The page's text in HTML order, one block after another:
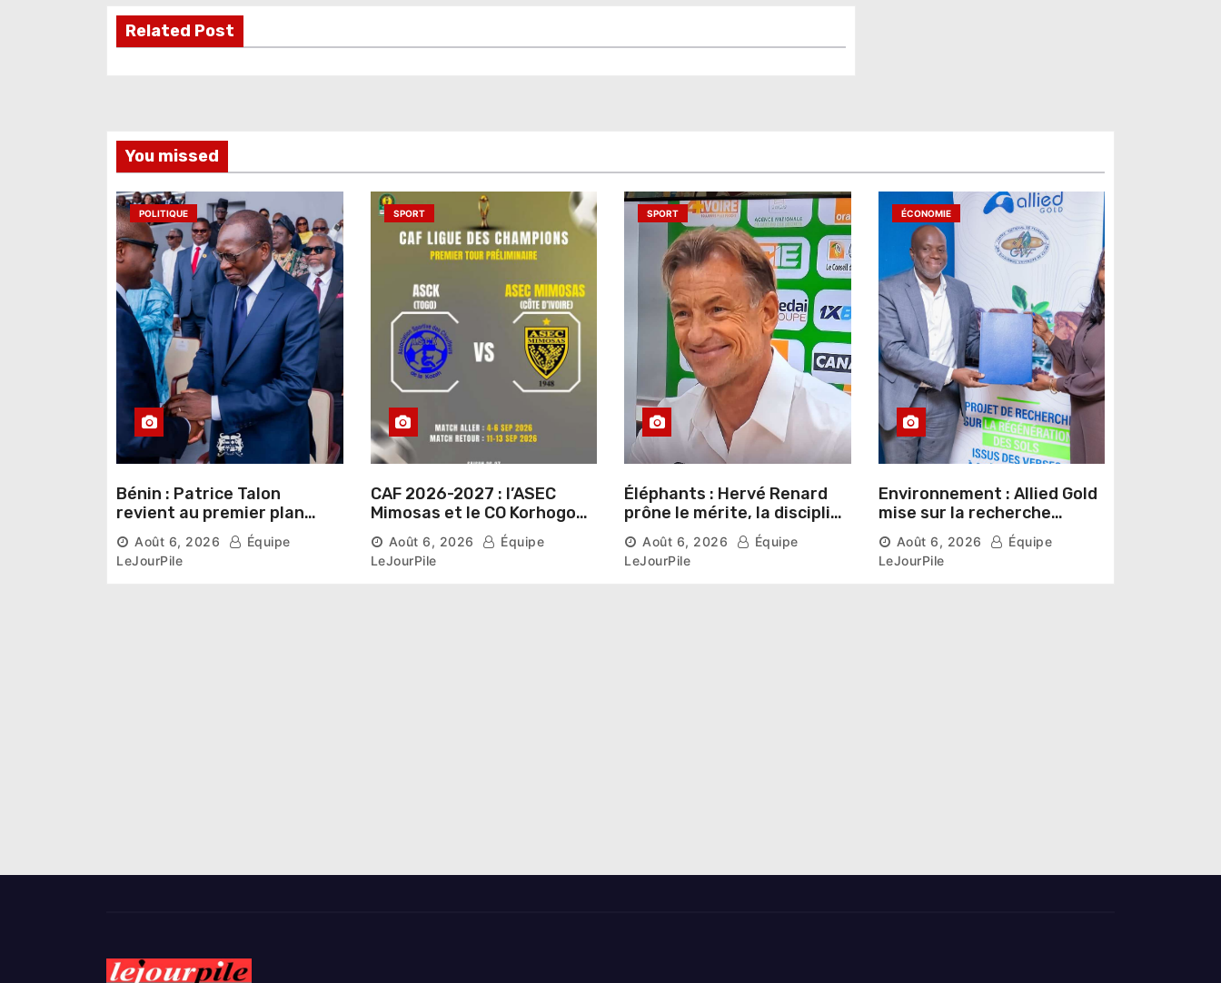
n
l
’
a
r
t
i
c
l
e
Related Post
You missed
POLITIQUE
Bénin : Patrice Talon
revient au premier plan
institutionnel comme
premier président du Sénat
Août 6, 2026
Équipe
LeJourPile
SPORT
CAF 2026-2027 : l’ASEC
Mimosas et le CO Korhogo
connaissent leur route vers
la phase de groupes
Août 6, 2026
Équipe
LeJourPile
SPORT
Éléphants : Hervé Renard
prône le mérite, la discipline
et l’esprit collectif pour un
nouveau départ
Août 6, 2026
Équipe
LeJourPile
ÉCONOMIE
Environnement : Allied Gold
mise sur la recherche
scientifique pour restaurer
les sols de ses sites miniers
Août 6, 2026
Équipe
LeJourPile